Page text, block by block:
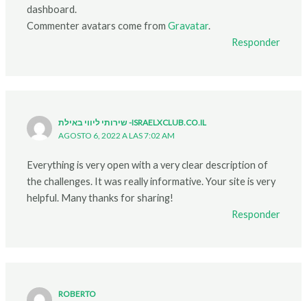
dashboard.
Commenter avatars come fromGravatar.
Responder
שירותי ליווי באילת -ISRAELXCLUB.CO.IL
AGOSTO 6, 2022 A LAS 7:02 AM
Everything is very open with a very clear description of
the challenges. It was really informative. Your site is very
helpful. Many thanks for sharing!
Responder
ROBERTO